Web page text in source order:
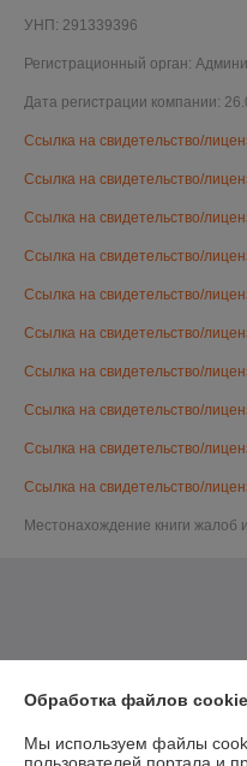
УНП: 291339396
Регистрационный орган:
Дата регистрации компании:
Ссылка на свидетельство/
Ссылка на свидетельство/
Ссылка на свидетельство/
Ссылка на свидетельство/
Ссылка на свидетельство/
Ссылка на свидетельство/
Ссылка на свидетельство/
Ссылка на свидетельство/
Ссылка на свидетельство/
Ссылка на свидетельство/
Местонахождение книги жалоб
Обработка файлов cookie
Мы используем файлы